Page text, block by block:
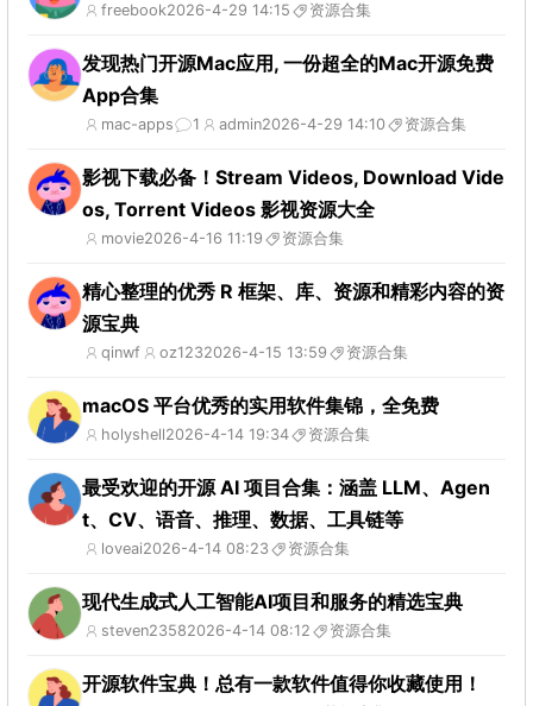
freebook2026-4-29 14:15 资源合集
发现热门开源Mac应用, 一份超全的Mac开源免费
App合集
mac-apps 1 admin2026-4-29 14:10 资源合集
影视下载必备！Stream Videos, Download Vide
os, Torrent Videos 影视资源大全
movie2026-4-16 11:19 资源合集
精心整理的优秀 R 框架、库、资源和精彩内容的资
源宝典
qinwf oz1232026-4-15 13:59 资源合集
macOS 平台优秀的实用软件集锦，全免费
holyshell2026-4-14 19:34 资源合集
最受欢迎的开源 AI 项目合集：涵盖 LLM、Agen
t、CV、语音、推理、数据、工具链等
loveai2026-4-14 08:23 资源合集
现代生成式人工智能AI项目和服务的精选宝典
steven23582026-4-14 08:12 资源合集
开源软件宝典！总有一款软件值得你收藏使用！